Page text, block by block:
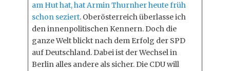
am Hut hat, hat Armin Thurnher heute früh
schon seziert. Oberösterreich überlasse ich
den innenpolitischen Kennern. Doch die
ganze Welt blickt nach dem Erfolg der SPD
auf Deutschland. Dabei ist der Wechsel in
Berlin alles andere als sicher. Die CDU will